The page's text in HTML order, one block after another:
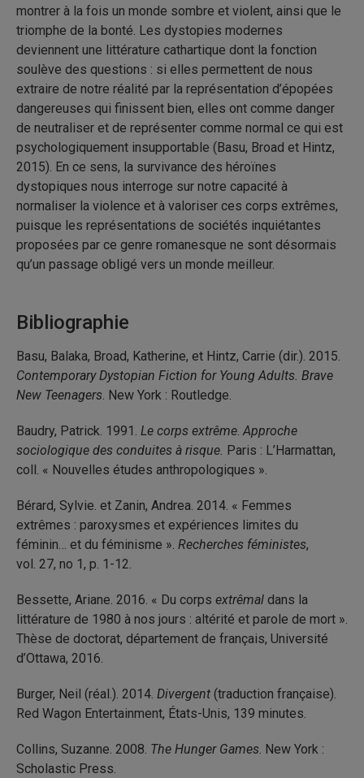
montrer à la fois un monde sombre et violent, ainsi que le
triomphe de la bonté. Les dystopies modernes
deviennent une littérature cathartique dont la fonction
soulève des questions : si elles permettent de nous
extraire de notre réalité par la représentation d’épopées
dangereuses qui finissent bien, elles ont comme danger
de neutraliser et de représenter comme normal ce qui est
psychologiquement insupportable (Basu, Broad et Hintz,
2015). En ce sens, la survivance des héroïnes
dystopiques nous interroge sur notre capacité à
normaliser la violence et à valoriser ces corps extrêmes,
puisque les représentations de sociétés inquiétantes
proposées par ce genre romanesque ne sont désormais
qu’un passage obligé vers un monde meilleur.
Bibliographie
Basu, Balaka, Broad, Katherine, et Hintz, Carrie (dir.). 2015.
Contemporary Dystopian Fiction for Young Adults. Brave
New Teenagers . New York : Routledge.
Baudry, Patrick. 1991. Le corps extrême Approche
sociologique des conduites à risque. Paris : L’Harmattan,
coll. « Nouvelles études anthropologiques ».
Bérard, Sylvie. et Zanin, Andrea. 2014. « Femmes
extrêmes : paroxysmes et expériences limites du
féminin… et du féminisme ». Recherches féministes,
vol. 27, no 1, p. 1-12.
Bessette, Ariane. 2016. « Du corps extrêmal dans la
littérature de 1980 à nos jours : altérité et parole de mort ».
Thèse de doctorat, département de français, Université
d’Ottawa, 2016.
Burger, Neil (réal.). 2014. Divergent (traduction française).
Red Wagon Entertainment, États-Unis, 139 minutes.
Collins, Suzanne. 2008. The Hunger Games . New York :
Scholastic Press.